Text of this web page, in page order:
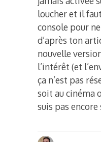
loucher et il
console pour
d’après ton
nouvelle
l’intérêt (et
ça n’est pas
soit au cinéma
suis pas